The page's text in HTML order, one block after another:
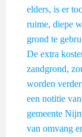
elders, is er
ruime, diepe
grond te
De extra
zandgrond,
worden
een notitie
gemeente
van omvang